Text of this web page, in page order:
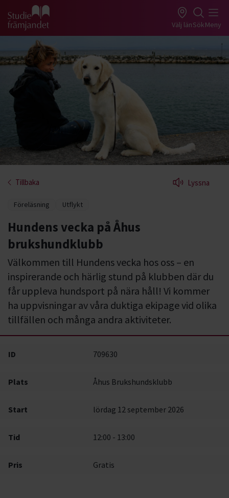
Gå till studiefrämjandets startsida Välj länSökMeny
Tillbaka Lyssna
Föreläsning Utflykt
Hundens vecka på Åhus
brukshundklubb
Välkommen till Hundens vecka hos oss – en
inspirerande och härlig stund på klubben där du
får uppleva hundsport på nära håll! Vi kommer
ha uppvisningar av våra duktiga ekipage vid olika
tillfällen och många andra aktiviteter.
ID 709630
Plats Åhus Brukshundsklubb
Start lördag 12 september 2026
Tid 12:00 - 13:00
Pris Gratis